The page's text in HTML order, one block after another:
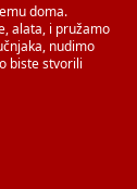
doma.
alata, i pružamo
nudimo
biste stvorili